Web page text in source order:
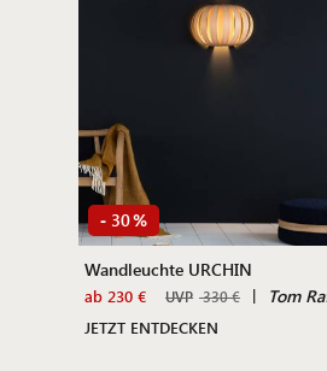
- 30%
Wandleuchte URCHIN
ab 230 € UVP 330 € |
JETZT ENTDECKEN